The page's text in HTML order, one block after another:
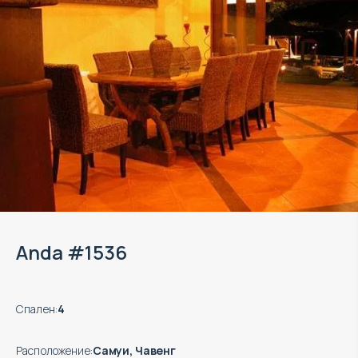
Anda #1536
Спален:4
Расположение:Самуи, Чавенг